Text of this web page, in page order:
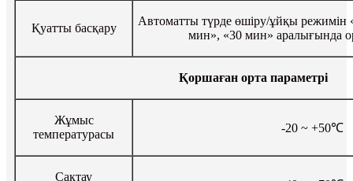
Қуатты басқару
Автоматты түрде өшіру/ұйқы
мин», «30 мин» аралығында
Қоршаған орта параметрі
Жұмыс
температурасы
-20 ~ +50℃
Сақтау